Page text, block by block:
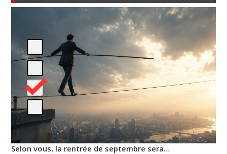
Selon vous, la rentrée de septembre sera…